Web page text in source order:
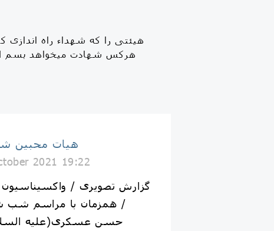
هیئتی را که شهداء راه
هرکس شهادت میخواهد بسم
هيات محبین
2021 19:22
/ همزمان با مراسم شب
حسن عسکری(علیه